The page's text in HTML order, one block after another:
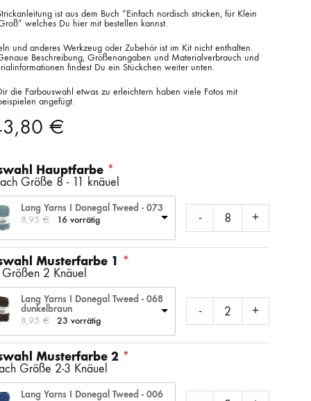
LAINES DU NORD
LITLG (LIFE IN THE LONG GRASS)
SOCKENWOLLE
WOLLE + STAUNE
ROWAN
ANDERE SCHÖNE BÜCHER
ist aus dem Buch “Einfach nordisch stricken, für Klein
welches Du hier mit bestellen kannst.
und anderes Werkzeug oder Zubehör ist im Kit nicht enthalten.
Beschreibung, Größenangaben und Materialverbrauch und
findest Du ein Stückchen weiter unten.
die Farbauswahl etwas zu erleichtern haben viele Fotos mit
angefügt.
€
Hauptfarbe
Größe 8 - 11 knäuel
Lang Yarns I Donegal Tweed - 073
8,95 € 16 vorrätig - +
Musterfarbe 1
2 Knäuel
Lang Yarns I Donegal Tweed - 068
dunkelbraun
8,95 € 23 vorrätig
- +
Musterfarbe 2
Größe 2-3 Knäuel
Lang Yarns I Donegal Tweed - 006